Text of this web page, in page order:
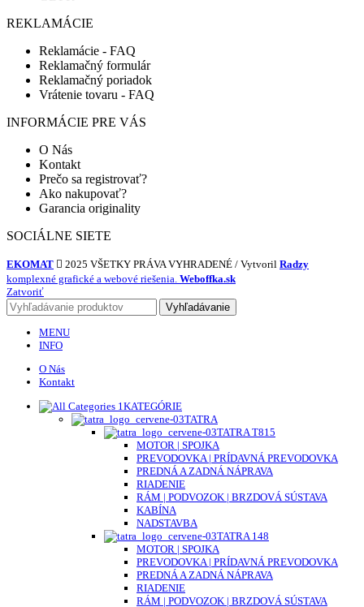
REKLAMÁCIE
Reklamácie - FAQ
Reklamačný formulár
Reklamačný poriadok
Vrátenie tovaru - FAQ
INFORMÁCIE PRE VÁS
O Nás
Kontakt
Prečo sa registrovať?
Ako nakupovať?
Garancia originality
SOCIÁLNE SIETE
EKOMAT 2025 VŠETKY PRÁVA VYHRADENÉ / Vytvoril Radzy
komplexné grafické a webové riešenia. Weboffka.sk
Zatvoriť
Vyhľadávanie
MENU
INFO
O Nás
Kontakt
KATEGÓRIE
TATRA
TATRA T815
MOTOR | SPOJKA
PREVODOVKA | PRÍDAVNÁ PREVODOVKA
PREDNÁ A ZADNÁ NÁPRAVA
RIADENIE
RÁM | PODVOZOK | BRZDOVÁ SÚSTAVA
KABÍNA
NADSTAVBA
TATRA 148
MOTOR | SPOJKA
PREVODOVKA | PRÍDAVNÁ PREVODOVKA
PREDNÁ A ZADNÁ NÁPRAVA
RIADENIE
RÁM | PODVOZOK | BRZDOVÁ SÚSTAVA